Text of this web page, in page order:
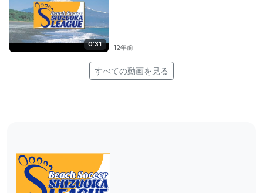
0:31 12年前
すべての動画を見る